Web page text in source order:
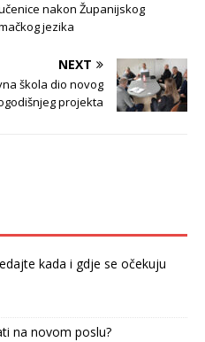
nakon Županijskog
jezika
NEXT
škola dio novog
projekta
kada i gdje se očekuju
na novom poslu?